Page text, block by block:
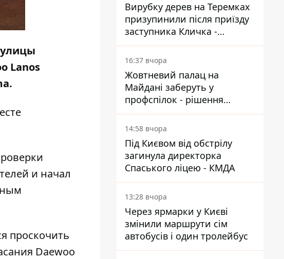
улицы
Lanos
и начал
проскочить
Daewoo
Вирубку дерев на Теремках
призупинили після приїзду
заступника Кличка -
почався діалог
16:37 вчора
Жовтневий палац на
Майдані заберуть у
профспілок - рішення
Господарського суду
14:58 вчора
Під Києвом від обстрілу
загинула директорка
Спаського ліцею - КМДА
13:28 вчора
Через ярмарки у Києві
змінили маршрути сім
автобусів і один тролейбус